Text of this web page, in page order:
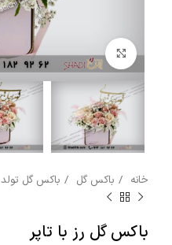
بزرگنمایی تصویر
خانه باکس گل باکس گل تولد
باکس گل رز با تاپر